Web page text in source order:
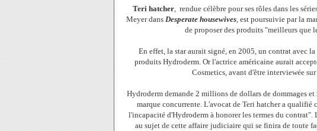
Teri hatcher, rendue célèbre pour ses rôles dans les
Meyer dans Desperate housewives, est poursuivie par la
de proposer des produits "meilleurs que
En effet, la star aurait signé, en 2005, un contrat avec
produits Hydroderm. Or l'actrice américaine aurait
Cosmetics, avant d'être interviewée
Hydroderm demande 2 millions de dollars de dommages
marque concurrente. L'avocat de Teri hatcher a
l'incapacité d'Hydroderm à honorer les termes du
au sujet de cette affaire judiciaire qui se finira de toute